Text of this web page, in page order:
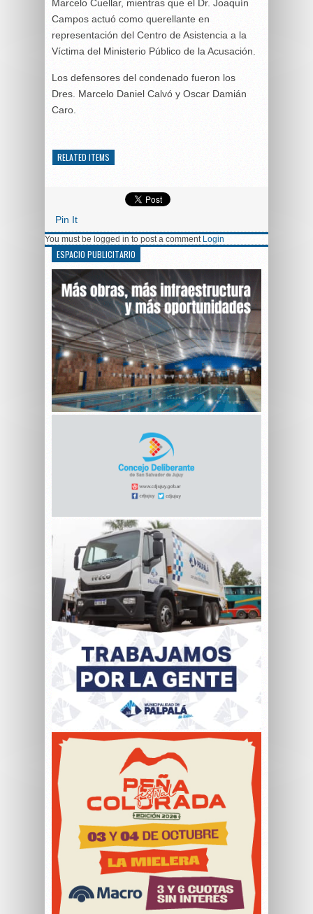
Marcelo Cuellar, mientras que el Dr. Joaquín
Campos actuó como querellante en
representación del Centro de Asistencia a la
Víctima del Ministerio Público de la Acusación.
Los defensores del condenado fueron los
Dres. Marcelo Daniel Calvó y Oscar Damián
Caro.
RELATED ITEMS
Pin It
You must be logged in to post a comment Login
ESPACIO PUBLICITARIO